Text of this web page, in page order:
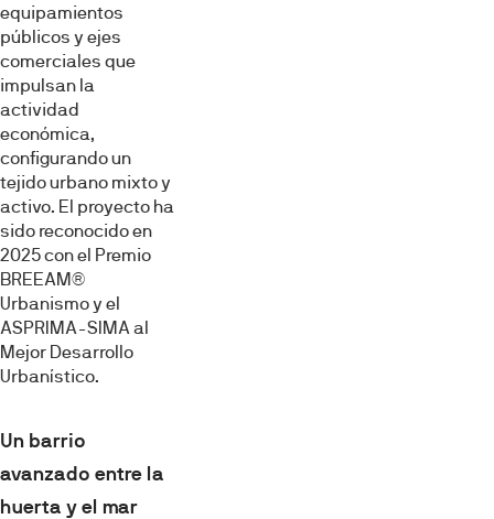
equipamientos
públicos y ejes
comerciales que
impulsan la
actividad
económica,
configurando un
tejido urbano mixto y
activo. El proyecto ha
sido reconocido en
2025 con el Premio
BREEAM®
Urbanismo y el
ASPRIMA-SIMA al
Mejor Desarrollo
Urbanístico.
Un barrio
avanzado entre la
huerta y el mar